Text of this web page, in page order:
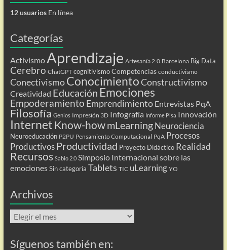
12 usuariosEn línea
Categorías
Activismo Aprendizaje Artesanía 2.0 Barcelona Big Data
Cerebro ChatGPT cognitivismo Competencias conductivismo
ConectivismoConocimientoConstructivismo
Creatividad Educación Emociones
Empoderamiento Emprendimiento Entrevistas PqA
Filosofía Genios Impresión 3D Infografía Informe Pisa Innovación
Internet Know-howmLearning Neurociencia
Neuroeducación P2PU Pensamiento Computacional PqA Procesos
Productivos Productividad Proyecto Didáctico Realidad
Recursos Sabio 2.0 Simposio Internacional sobre las
emociones Sin categoría Tablets TIC uLearning YO
Archivos
Archivos
Síguenos también en: